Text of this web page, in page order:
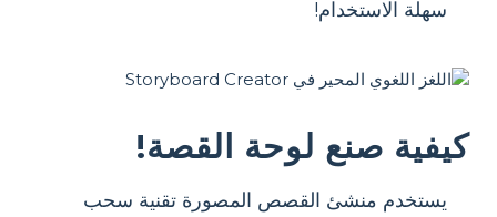
سهلة الاستخدام!
كيفية صنع لوحة القصة!
يستخدم منشئ القصص المصورة تقنية سحب